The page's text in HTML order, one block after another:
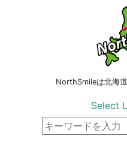
NorthSmileは北海
Select